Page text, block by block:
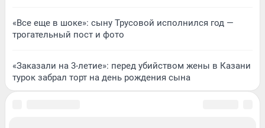
«Все еще в шоке»: сыну Трусовой исполнился год —
трогательный пост и фото
«Заказали на 3-летие»: перед убийством жены в Казани
турок забрал торт на день рождения сына